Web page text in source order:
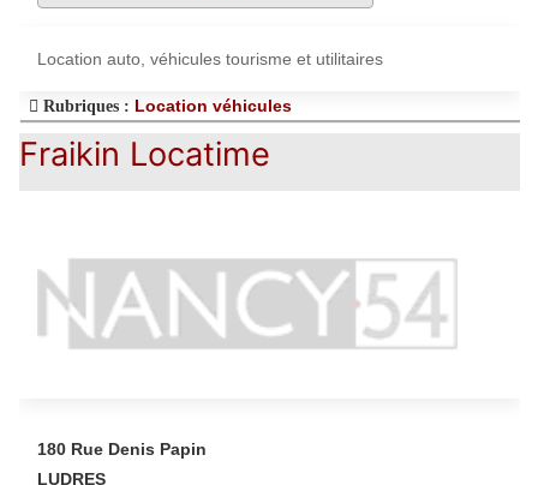
Location auto, véhicules tourisme et utilitaires
Rubriques : Location véhicules
Fraikin Locatime
180 Rue Denis Papin
LUDRES